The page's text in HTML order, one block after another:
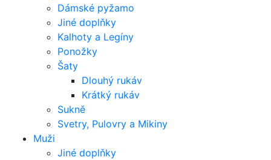
Dámské pyžamo
Jiné doplňky
Kalhoty a Legíny
Ponožky
Šaty
Dlouhý rukáv
Krátký rukáv
Sukně
Svetry, Pulovry a Mikiny
Muži
Jiné doplňky